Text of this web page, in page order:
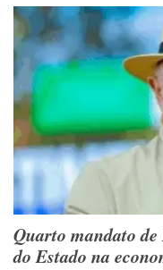
Quarto mandato
do Estado na